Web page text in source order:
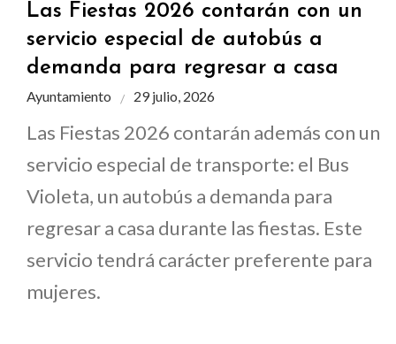
Las Fiestas 2026 contarán con un
servicio especial de autobús a
demanda para regresar a casa
Ayuntamiento 29 julio, 2026
Las Fiestas 2026 contarán además con un
servicio especial de transporte: el Bus
Violeta, un autobús a demanda para
regresar a casa durante las fiestas. Este
servicio tendrá carácter preferente para
mujeres.